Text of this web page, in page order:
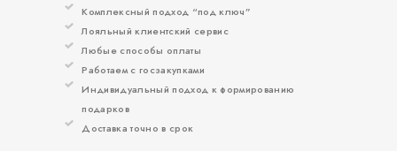
Комплексный подход “под ключ”
Лояльный клиентский сервис
Любые способы оплаты
Работаем с госзакупками
Индивидуальный подход к формированию
подарков
Доставка точно в срок